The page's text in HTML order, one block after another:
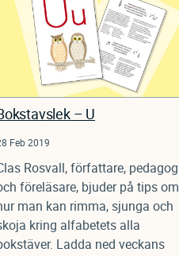
– U
Feb 2019
Rosvall, författare, pedagog
föreläsare, bjuder på tips om
man kan rimma, sjunga och
kring alfabetets alla
Ladda ned veckans